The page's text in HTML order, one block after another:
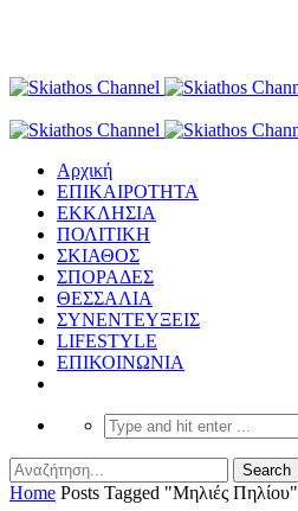
Αρχική
ΕΠΙΚΑΙΡΟΤΗΤΑ
ΕΚΚΛΗΣΙΑ
ΠΟΛΙΤΙΚΗ
ΣΚΙΑΘΟΣ
ΣΠΟΡΑΔΕΣ
ΘΕΣΣΑΛΙΑ
ΣΥΝΕΝΤΕΥΞΕΙΣ
LIFESTYLE
ΕΠΙΚΟΙΝΩΝΙΑ
Home Posts Tagged "Μηλιές Πηλίου"